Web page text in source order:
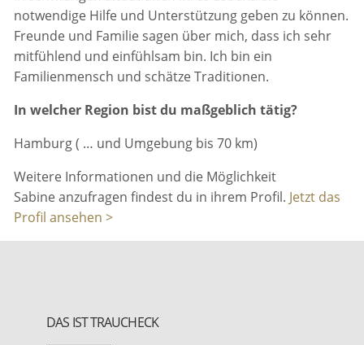
notwendige Hilfe und Unterstützung geben zu können.
Freunde und Familie sagen über mich, dass ich sehr
mitfühlend und einfühlsam bin. Ich bin ein
Familienmensch und schätze Traditionen.
In welcher Region bist du maßgeblich tätig?
Hamburg ( … und Umgebung bis 70 km)
Weitere Informationen und die Möglichkeit
Sabine anzufragen findest du in ihrem Profil. Jetzt das
Profil ansehen >
DAS IST TRAUCHECK